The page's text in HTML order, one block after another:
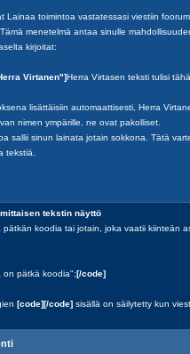
Lainaa toimintoa vastatessasi viestiin
menetelmä antaa sinulle
kirjoitat:
Virtanen"]Herra Virtasen teksti tulisi
lisättäisiin automaattisesti, Herra
nimen ympärille, ne ovat pakolliset.
sallii sinun lainata jotain sokkona. Tätä
tekstiä.
tekstin näyttö
koodia tai jotain, joka vaatii kiinteän
on pätkä koodia";[/code]
[code][/code] sisällä on säilytetty kun